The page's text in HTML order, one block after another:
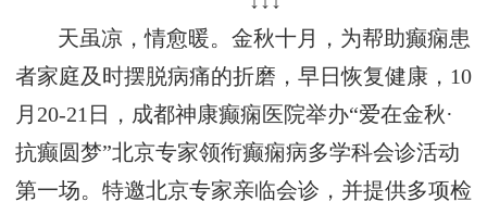
天虽凉，情愈暖。金秋十月，为帮助癫痫患
者家庭及时摆脱病痛的折磨，早日恢复健康，10
月20-21日，成都神康癫痫医院举办“爱在金秋·
抗癫圆梦”北京专家领衔癫痫病多学科会诊活动
第一场。特邀北京专家亲临会诊，并提供多项检